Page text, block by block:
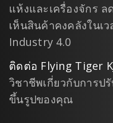
แห้งและเครื่องจักร
เห็นสินค้าคงคลังในเ
Industry 4.0
ติดต่อ Flying Tiger
วิชาชีพเกี่ยวกับการป
ขึ้นรูปของคุณ